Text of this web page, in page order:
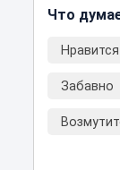
Что
Нравится
Забавно